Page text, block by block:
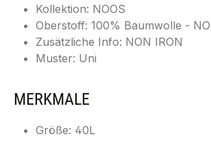
Kollektion: NOOS
Oberstoff: 100% Baumwolle -
Zusätzliche Info: NON IRON
Muster: Uni
MERKMALE
Größe: 40L